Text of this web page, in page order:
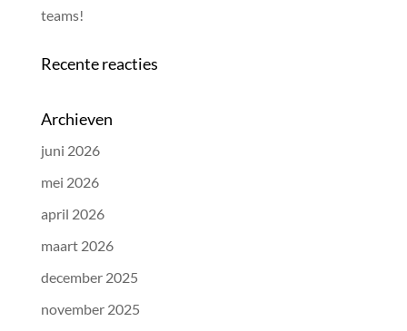
teams!
Recente reacties
Archieven
juni 2026
mei 2026
april 2026
maart 2026
december 2025
november 2025